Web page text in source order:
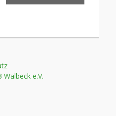
Walbeck e.V.